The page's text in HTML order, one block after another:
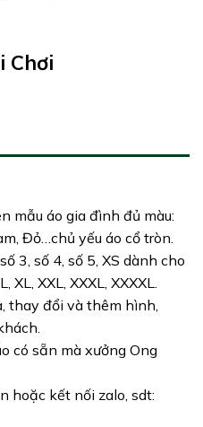
Chơi
mẫu áo gia đình đủ màu:
Đỏ…chủ yếu áo cổ tròn.
3, số 4, số 5, XS dành cho
XXL, XXXL, XXXXL.
thay đổi và thêm hình,
có sẵn mà xưởng Ong
hoặc kết nối zalo, sdt: